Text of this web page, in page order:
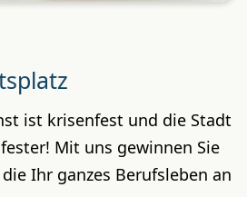
ist krisenfest und die Stadt
Mit uns gewinnen Sie
Ihr ganzes Berufsleben an